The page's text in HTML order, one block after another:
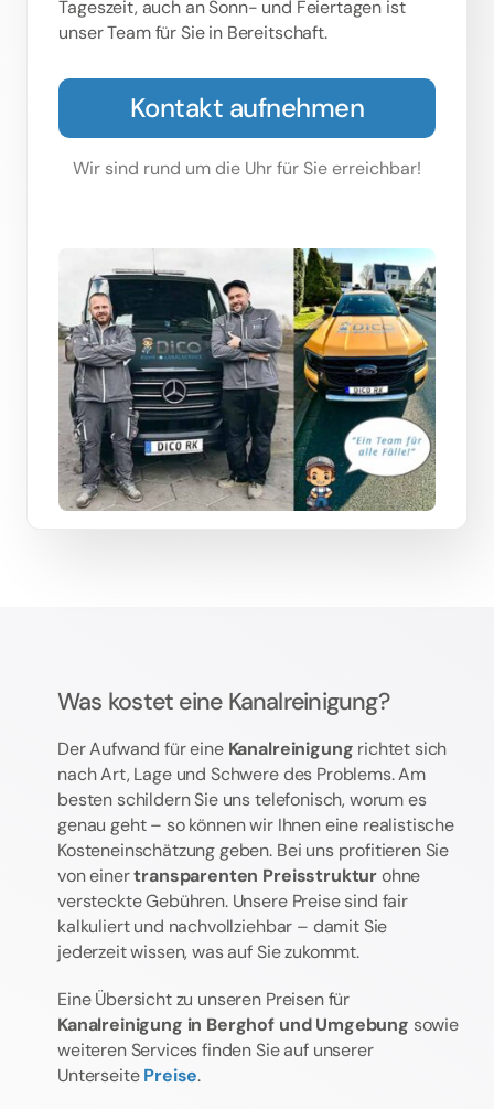
Tageszeit, auch an Sonn- und Feiertagen ist
unser Team für Sie in Bereitschaft.
Kontakt aufnehmen
Wir sind rund um die Uhr für Sie erreichbar!
Was kostet eine Kanalreinigung?
Der Aufwand für eine Kanalreinigung richtet sich
nach Art, Lage und Schwere des Problems. Am
besten schildern Sie uns telefonisch, worum es
genau geht – so können wir Ihnen eine realistische
Kosteneinschätzung geben. Bei uns profitieren Sie
von einertransparenten Preisstrukturohne
versteckte Gebühren. Unsere Preise sind fair
kalkuliert und nachvollziehbar – damit Sie
jederzeit wissen, was auf Sie zukommt.
Eine Übersicht zu unseren Preisen für
Kanalreinigung in Berghof und Umgebung sowie
weiteren Services finden Sie auf unserer
UnterseitePreise.